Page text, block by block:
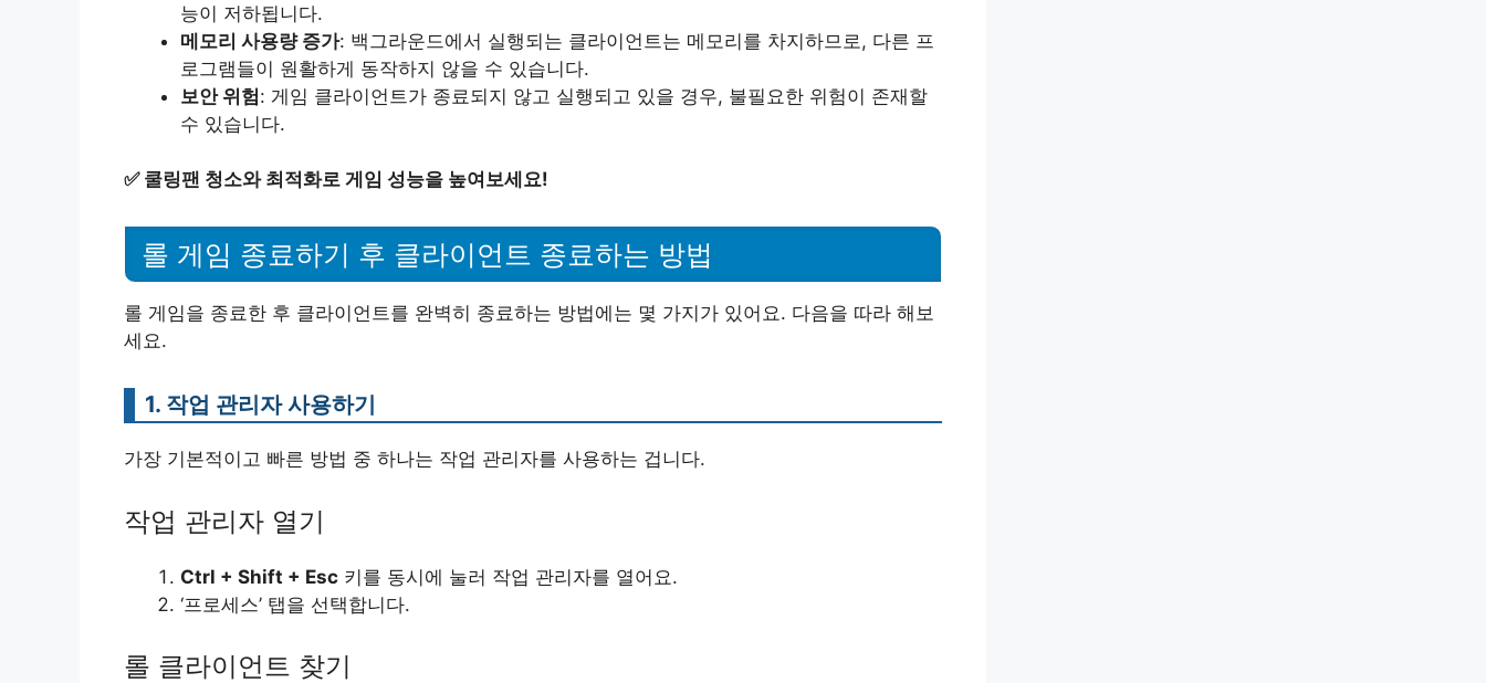
능이 저하됩니다.
메모리 사용량 증가: 백그라운드에서 실행되는 클라이언트는 메모리를 차지하므로, 다른 프
로그램들이 원활하게 동작하지 않을 수 있습니다.
보안 위험: 게임 클라이언트가 종료되지 않고 실행되고 있을 경우, 불필요한 위험이 존재할
수 있습니다.
✅ 쿨링팬 청소와 최적화로 게임 성능을 높여보세요!
롤 게임 종료하기 후 클라이언트 종료하는 방법
롤 게임을 종료한 후 클라이언트를 완벽히 종료하는 방법에는 몇 가지가 있어요. 다음을 따라 해보
세요.
1. 작업 관리자 사용하기
가장 기본적이고 빠른 방법 중 하나는 작업 관리자를 사용하는 겁니다.
작업 관리자 열기
Ctrl + Shift + Esc 키를 동시에 눌러 작업 관리자를 열어요.
‘프로세스’ 탭을 선택합니다.
롤 클라이언트 찾기